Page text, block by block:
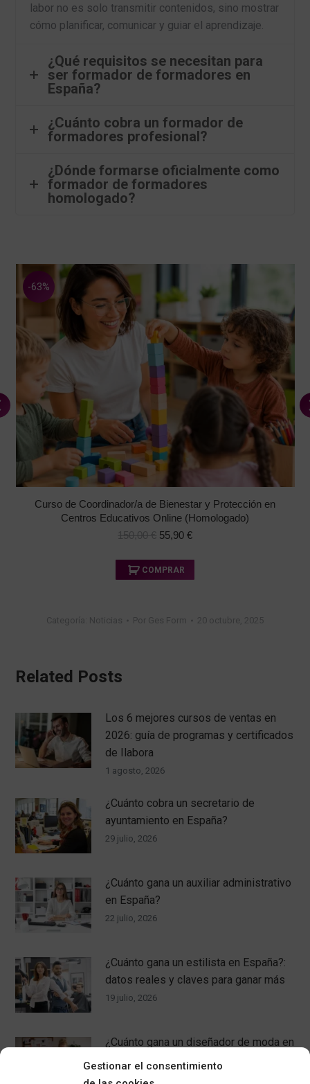
Gestionar el consentimiento
labor no es solo transmitir contenidos, sino mostrar
cómo planificar, comunicar y guiar el aprendizaje.
¿Qué requisitos se necesitan para
ser formador de formadores en
España?
¿Cuánto cobra un formador de
formadores profesional?
¿Dónde formarse oficialmente como
formador de formadores
homologado?
-63%
Curso de Coordinador/a de Bienestar y Protección en
Centros Educativos Online (Homologado)
150,00€ El
original
era:
55,90€El
actual
COMPRAR
producto
variantes.
la
página
Categoría: Noticias Por Ges Form 20 octubre, 2025
Related Posts
Los 6 mejores cursos de ventas en
2026: guía de programas y certificados
de Ilabora
1 agosto, 2026
¿Cuánto cobra un secretario de
ayuntamiento en España?
29 julio, 2026
¿Cuánto gana un auxiliar administrativo
en España?
22 julio, 2026
¿Cuánto gana un estilista en España?:
datos reales y claves para ganar más
19 julio, 2026
¿Cuánto gana un diseñador de moda en
España?
15 julio, 2026